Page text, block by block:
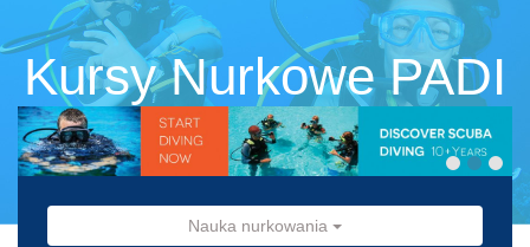
Kursy Nurkowe PADI
Nauka nurkowania